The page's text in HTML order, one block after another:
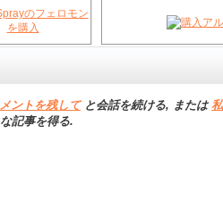
ントを残してと会話を続ける, または
記事を得る.